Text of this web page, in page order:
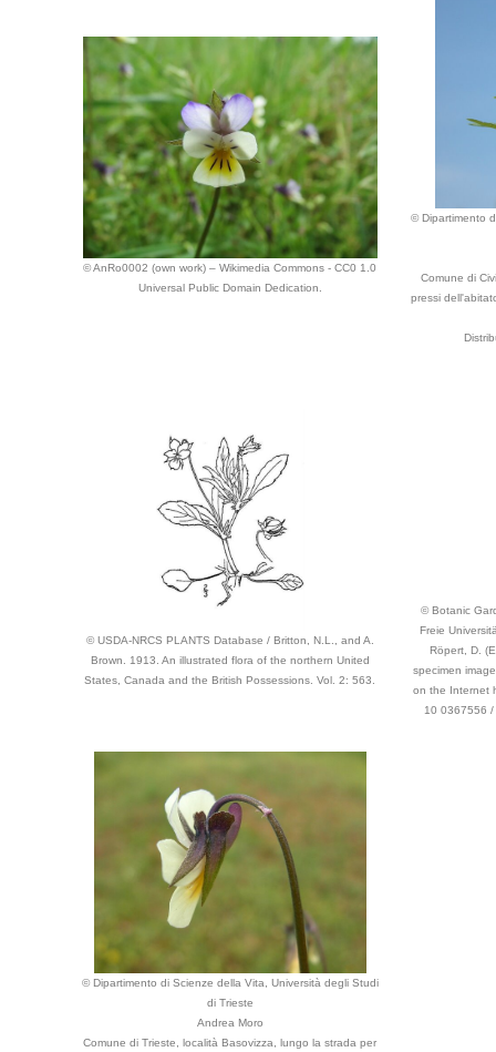
© AnRo0002 (own work) – Wikimedia Commons - CC0 1.0
Universal Public Domain Dedication.
© Dipartimento
Comune di
pressi
© USDA-NRCS PLANTS Database / Britton, N.L., and A.
Brown. 1913. An illustrated flora of the northern United
States, Canada and the British Possessions. Vol. 2: 563.
© Botanic
Freie
Röpert, D.
specimen
on the Internet
10 0367556
© Dipartimento di Scienze della Vita, Università degli Studi
di Trieste
Andrea Moro
Comune di Trieste, località Basovizza, lungo la strada per